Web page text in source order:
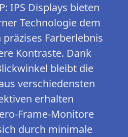
IPS Displays bieten
Technologie dem
präzises Farberlebnis
Kontraste. Dank
bleibt die
verschiedensten
erhalten
Frame-Monitore
durch minimale